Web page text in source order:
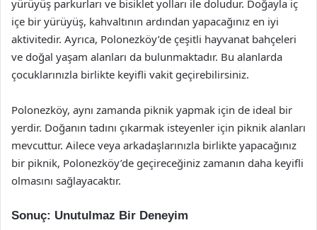
yürüyüş parkurları ve bisiklet yolları ile doludur. Doğayla iç
içe bir yürüyüş, kahvaltının ardından yapacağınız en iyi
aktivitedir. Ayrıca, Polonezköy’de çeşitli hayvanat bahçeleri
ve doğal yaşam alanları da bulunmaktadır. Bu alanlarda
çocuklarınızla birlikte keyifli vakit geçirebilirsiniz.
Polonezköy, aynı zamanda piknik yapmak için de ideal bir
yerdir. Doğanın tadını çıkarmak isteyenler için piknik alanları
mevcuttur. Ailece veya arkadaşlarınızla birlikte yapacağınız
bir piknik, Polonezköy’de geçireceğiniz zamanın daha keyifli
olmasını sağlayacaktır.
Sonuç: Unutulmaz Bir Deneyim